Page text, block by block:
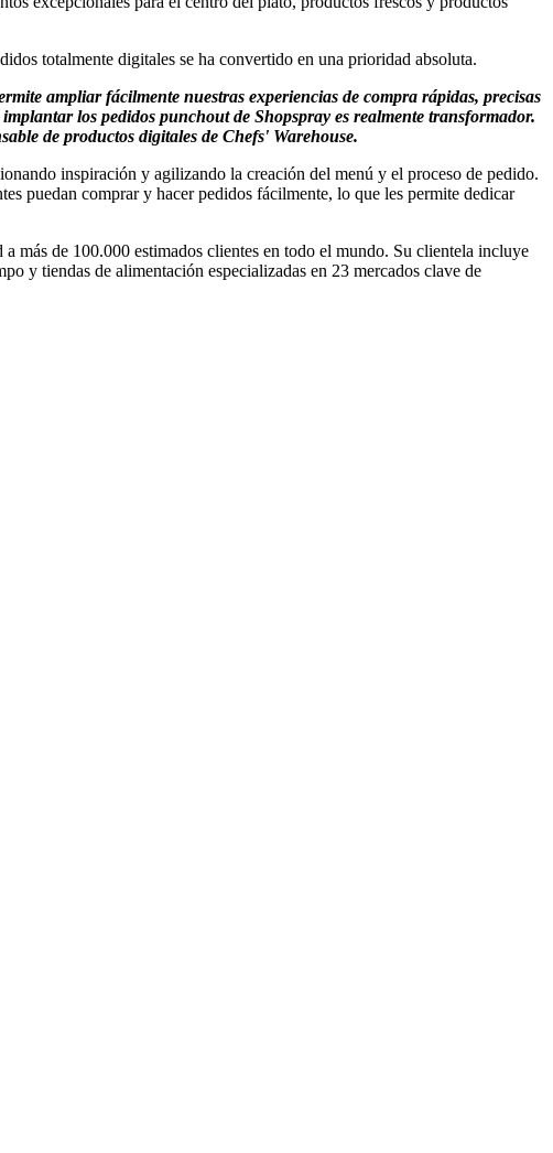
totalmente digitales se ha convertido en una prioridad absoluta.
ampliar fácilmente nuestras experiencias de compra rápidas, precisas
los pedidos punchout de Shopspray es realmente transformador.
de productos digitales de Chefs' Warehouse.
inspiración y agilizando la creación del menú y el proceso de pedido.
puedan comprar y hacer pedidos fácilmente, lo que les permite dedicar
más de 100.000 estimados clientes en todo el mundo. Su clientela incluye
y tiendas de alimentación especializadas en 23 mercados clave de